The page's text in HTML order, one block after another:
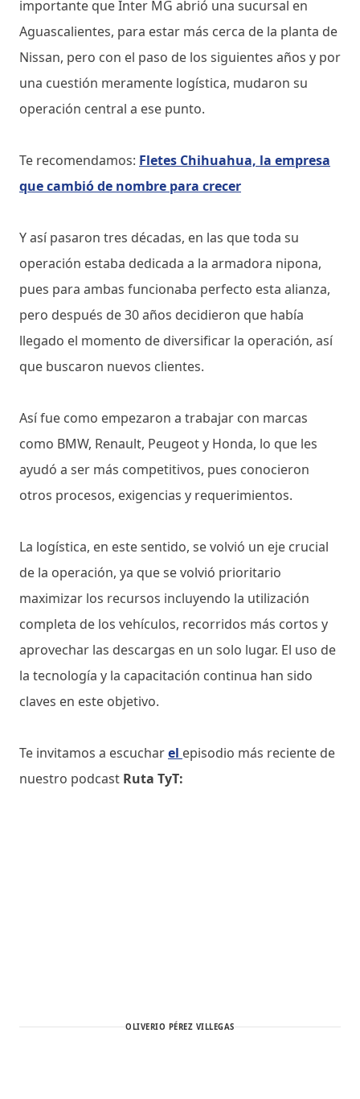
importante que Inter MG abrió una sucursal en
Aguascalientes, para estar más cerca de la planta de
Nissan, pero con el paso de los siguientes años y por
una cuestión meramente logística, mudaron su
operación central a ese punto.
Te recomendamos: Fletes Chihuahua, la empresa
que cambió de nombre para crecer
Y así pasaron tres décadas, en las que toda su
operación estaba dedicada a la armadora nipona,
pues para ambas funcionaba perfecto esta alianza,
pero después de 30 años decidieron que había
llegado el momento de diversificar la operación, así
que buscaron nuevos clientes.
Así fue como empezaron a trabajar con marcas
como BMW, Renault, Peugeot y Honda, lo que les
ayudó a ser más competitivos, pues conocieron
otros procesos, exigencias y requerimientos.
La logística, en este sentido, se volvió un eje crucial
de la operación, ya que se volvió prioritario
maximizar los recursos incluyendo la utilización
completa de los vehículos, recorridos más cortos y
aprovechar las descargas en un solo lugar. El uso de
la tecnología y la capacitación continua han sido
claves en este objetivo.
Te invitamos a escucharel episodio más reciente de
nuestro podcast Ruta TyT:
OLIVERIO PÉREZ VILLEGAS